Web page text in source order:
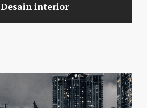
Desain interior